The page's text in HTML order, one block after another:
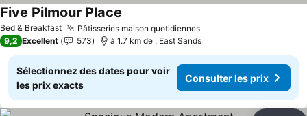
Bed & Breakfast Pâtisseries maison quotidiennesConsulter les prix
Five Pilmour Place
9,2 Excellent 573 à 1.7 km de : East Sands
Sélectionnez des dates pour voir
les prix exacts
Consulter les prix